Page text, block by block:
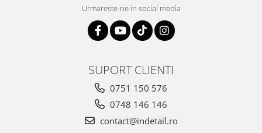
Urmareste-ne in social media
SUPORT CLIENTI
0751 150 576
0748 146 146
contact@indetail.ro